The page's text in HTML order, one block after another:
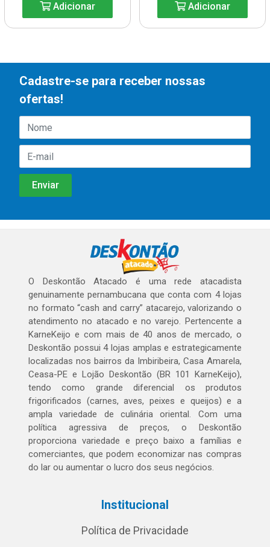
Adicionar Adicionar
Cadastre-se para receber nossas
ofertas!
O Deskontão Atacado é uma rede atacadista
genuinamente pernambucana que conta com 4 lojas
no formato “cash and carry” atacarejo, valorizando o
atendimento no atacado e no varejo. Pertencente a
KarneKeijo e com mais de 40 anos de mercado, o
Deskontão possui 4 lojas amplas e estrategicamente
localizadas nos bairros da Imbiribeira, Casa Amarela,
Ceasa-PE e Lojão Deskontão (BR 101 KarneKeijo),
tendo como grande diferencial os produtos
frigorificados (carnes, aves, peixes e queijos) e a
ampla variedade de culinária oriental. Com uma
política agressiva de preços, o Deskontão
proporciona variedade e preço baixo a famílias e
comerciantes, que podem economizar nas compras
do lar ou aumentar o lucro dos seus negócios.
Institucional
Política de Privacidade